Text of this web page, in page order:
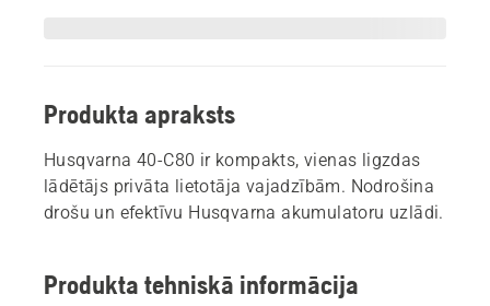
Produkta apraksts
Husqvarna 40-C80 ir kompakts, vienas ligzdas
lādētājs privāta lietotāja vajadzībām. Nodrošina
drošu un efektīvu Husqvarna akumulatoru uzlādi.
Produkta tehniskā informācija